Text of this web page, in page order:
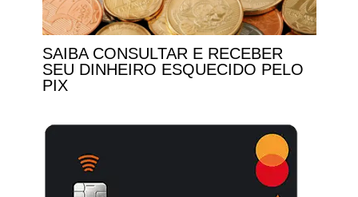
SAIBA CONSULTAR E RECEBER
SEU DINHEIRO ESQUECIDO PELO
PIX